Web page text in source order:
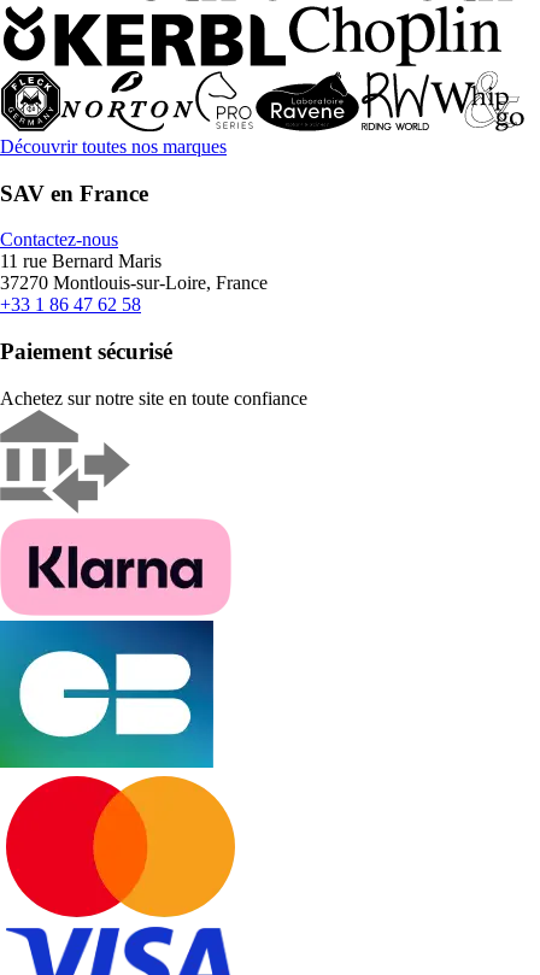
Découvrir toutes nos marques
SAV en France
Contactez-nous
11 rue Bernard Maris
37270 Montlouis-sur-Loire, France
+33 1 86 47 62 58
Paiement sécurisé
Achetez sur notre site en toute confiance